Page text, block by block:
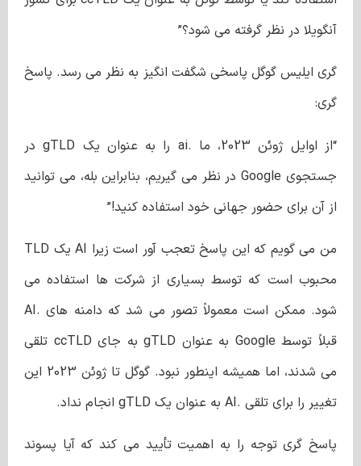
آنگویلا در نظر گرفته می شود؟”
گری ایلیس گوگل پاسخی شگفت انگیز به نظر می رسد. پاسخ
گری:
“از اوایل ژوئن 2023، ما .ai را به عنوان یک gTLD در
جستجوی Google در نظر می گیریم، بنابراین بله، می توانید
از آن برای حضور جهانی خود استفاده کنید!”
من می گویم که این پاسخ تعجب آور است زیرا AI یک TLD
محبوب است که توسط بسیاری از شرکت ها استفاده می
شود. ممکن است معمولاً تصور می شد که دامنه های .AI
قبلاً توسط Google به عنوان gTLD به جای ccTLD تلقی
می شدند، اما همیشه اینطور نبود. گوگل تا ژوئن 2023 این
تغییر را برای تلقی .AI به عنوان یک gTLD انجام نداد.
پاسخ گری توجه را به اهمیت تأیید می کند که آیا پسوند